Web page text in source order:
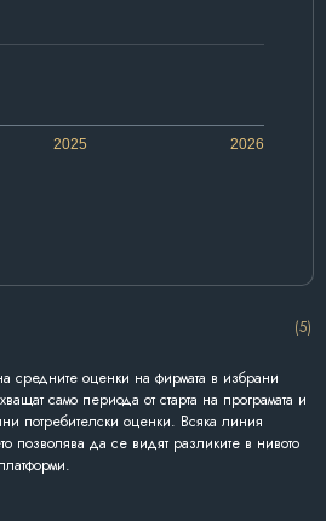
2025 2026
(5)
средните оценки на фирмата в избрани
само периода от старта на програмата и
потребителски оценки. Всяка линия
позволява да се видят разликите в нивото